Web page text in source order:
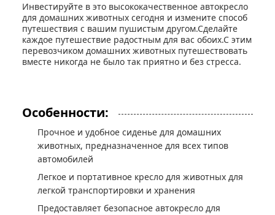
Инвестируйте в это высококачественное автокресло
для домашних животных сегодня и измените способ
путешествия с вашим пушистым другом.Сделайте
каждое путешествие радостным для вас обоих.С этим
перевозчиком домашних животных путешествовать
вместе никогда не было так приятно и без стресса.
Особенности:
Прочное и удобное сиденье для домашних
животных, предназначенное для всех типов
автомобилей
Легкое и портативное кресло для животных для
легкой транспортировки и хранения
Предоставляет безопасное автокресло для